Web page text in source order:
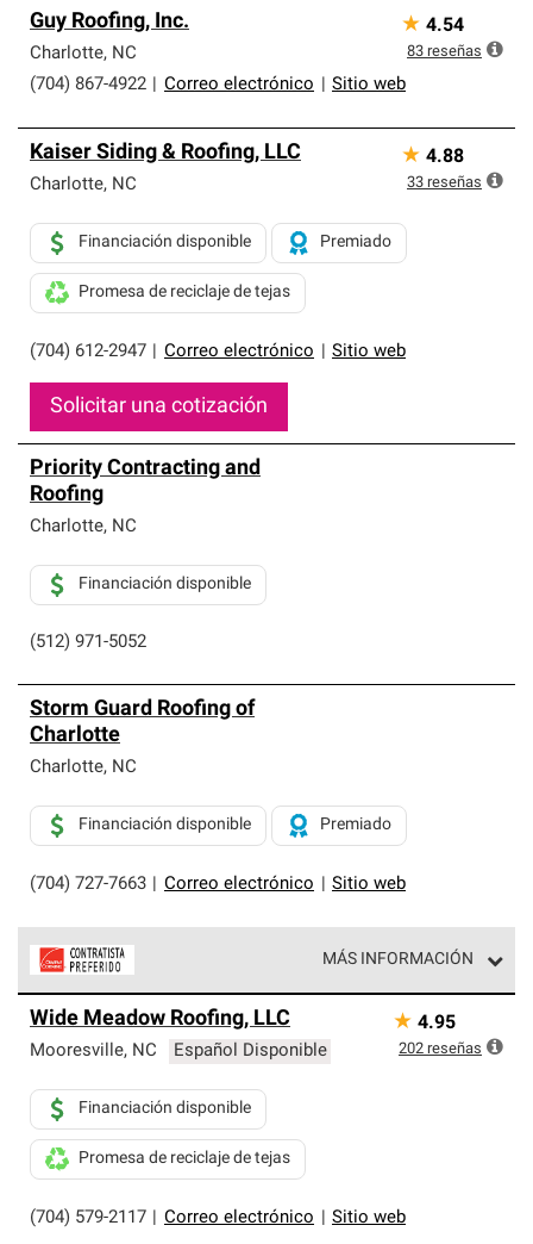
Guy Roofing, Inc.
Charlotte, NC
(704) 867-4922
Correo electrónico Sitio web
★ 4.54
83 reseñas
Kaiser Siding & Roofing, LLC
Charlotte, NC
(704) 612-2947 Correo electrónico Sitio web
Financiación disponible Premiado
Promesa de reciclaje de tejas
Solicitar una cotización
★ 4.88
33 reseñas
Priority Contracting and
Roofing
Charlotte, NC
(512) 971-5052
Financiación disponible
Storm Guard Roofing of
Charlotte
Charlotte, NC
(704) 727-7663 Correo electrónico Sitio web
Financiación disponible Premiado
MÁS INFORMACIÓN
parte de una red exclusiva de profesionales de techos
que cumplen con altos estándares y requisitos estrictos
Wide Meadow Roofing, LLC
Mooresville, NC Español Disponible
(704) 579-2117 Correo electrónico Sitio web
Financiación disponible
Promesa de reciclaje de tejas
★ 4.95
202 reseñas